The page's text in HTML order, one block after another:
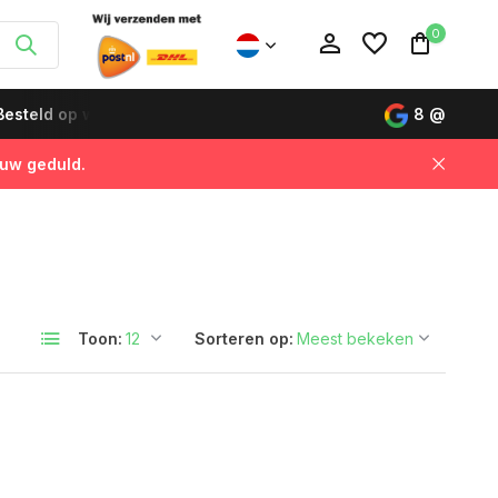
0
op werkdagen vóór 12:00 uur, de volgende dag
8 @
geduld.
Toon: Sorteren op: